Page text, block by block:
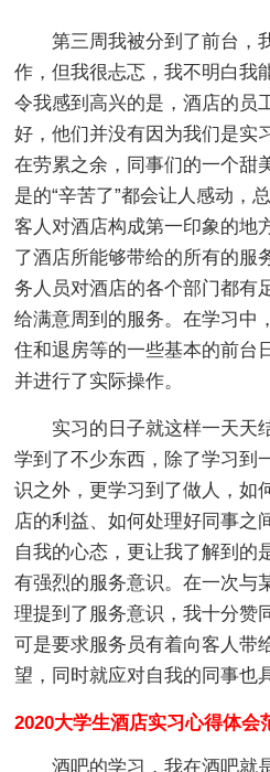
第三周我被分到了前台，
作，但我很忐忑，我不明白我
令我感到高兴的是，酒店的员
好，他们并没有因为我们是实
在劳累之余，同事们的一个甜
是的“辛苦了”都会让人感动，
客人对酒店构成第一印象的地
了酒店所能够带给的所有的服
务人员对酒店的各个部门都有
给满意周到的服务。在学习中
住和退房等的一些基本的前台
并进行了实际操作。
实习的日子就这样一天天
学到了不少东西，除了学习到
识之外，更学习到了做人，如
店的利益、如何处理好同事之
自我的心态，更让我了解到的
有强烈的服务意识。在一次与
理提到了服务意识，我十分赞
可是要求服务员有着向客人带
望，同时就应对自我的同事也
2020大学生酒店实习心得体会
酒吧的学习，我在酒吧就